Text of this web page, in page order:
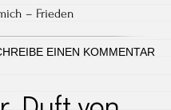
– Frieden
EINEN KOMMENTAR